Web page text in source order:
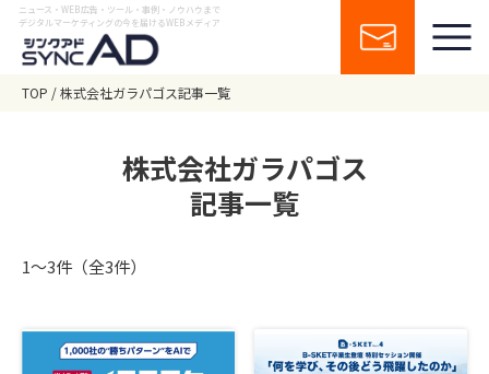
ニュース・WEB広告・ツール・事例・ノウハウまで
デジタルマーケティングの今を届けるWEBメディア
TOP 株式会社ガラパゴス記事一覧
株式会社ガラパゴス
記事一覧
1〜3件（全3件）